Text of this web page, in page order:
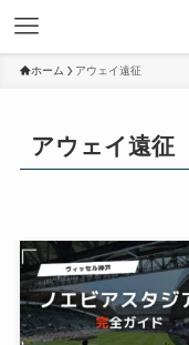
ホーム アウェイ遠征
アウェイ遠征